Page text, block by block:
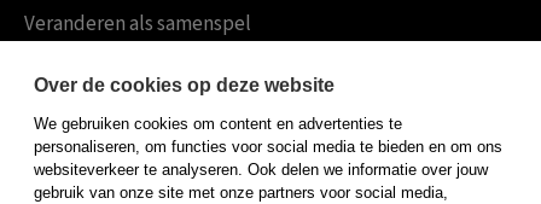
Veranderen als samenspel
Koninklijke Boom uitgevers
Boom Psychologie
Boom Hoger Onderwijs
Over de cookies op deze website
We gebruiken cookies om content en advertenties te
personaliseren, om functies voor social media te bieden en om ons
websiteverkeer te analyseren. Ook delen we informatie over jouw
gebruik van onze site met onze partners voor social media,